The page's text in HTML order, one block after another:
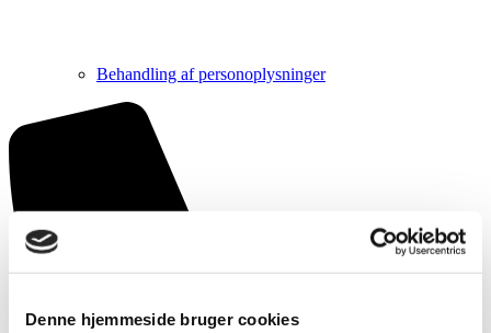
Denne hjemmeside bruger cookies
Behandling af personoplysninger